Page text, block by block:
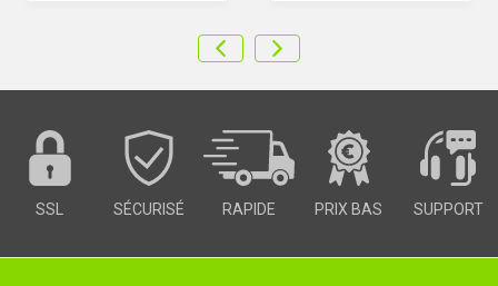
SSL SÉCURISÉ RAPIDE PRIX BAS SUPPORT